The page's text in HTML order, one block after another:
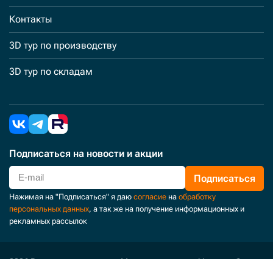
Контакты
3D тур по производству
3D тур по складам
Подписаться на новости и акции
Подписаться
Нажимая на "Подписаться" я даю согласие на обработку
персональных данных, а так же на получение информационных и
рекламных рассылок